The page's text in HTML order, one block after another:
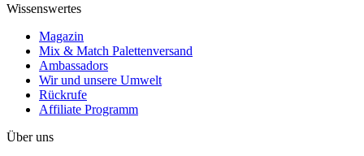
Wissenswertes
Magazin
Mix & Match Palettenversand
Ambassadors
Wir und unsere Umwelt
Rückrufe
Affiliate Programm
Über uns